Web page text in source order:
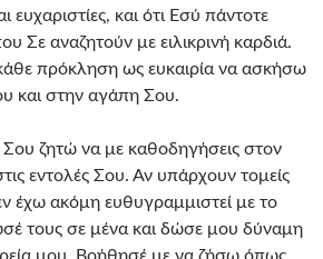
ευχαριστίες, και ότι Εσύ πάντοτε
Σε αναζητούν με ειλικρινή καρδιά.
πρόκληση ως ευκαιρία να ασκήσω
και στην αγάπη Σου.
ζητώ να με καθοδηγήσεις στον
εντολές Σου. Αν υπάρχουν τομείς
έχω ακόμη ευθυγραμμιστεί με το
τους σε μένα και δώσε μου δύναμη